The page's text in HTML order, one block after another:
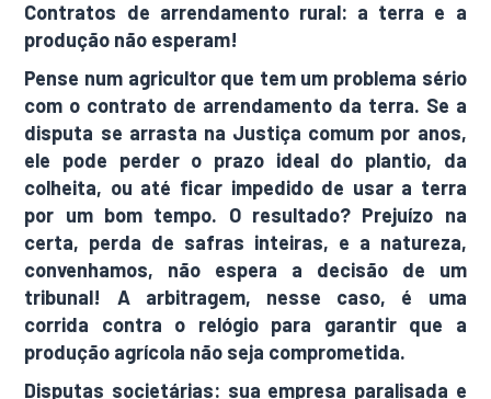
Contratos de arrendamento rural: a terra e a
produção não esperam!
Pense num agricultor que tem um problema sério
com o contrato de arrendamento da terra. Se a
disputa se arrasta na Justiça comum por anos,
ele pode perder o prazo ideal do plantio, da
colheita, ou até ficar impedido de usar a terra
por um bom tempo. O resultado? Prejuízo na
certa, perda de safras inteiras, e a natureza,
convenhamos, não espera a decisão de um
tribunal! A arbitragem, nesse caso, é uma
corrida contra o relógio para garantir que a
produção agrícola não seja comprometida.
Disputas societárias: sua empresa paralisada e